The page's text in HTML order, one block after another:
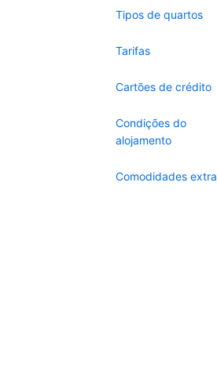
Tipos de quartos
Tarifas
Cartões de crédito
Condições do
alojamento
Comodidades extra